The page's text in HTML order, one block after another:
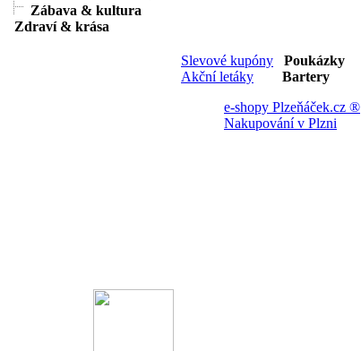
Zábava & kultura
Zdraví & krása
Slevové kupóny
Poukázky
Akční letáky
Bartery
e-shopy Plzeňáček.cz ®
Nakupování v Plzni